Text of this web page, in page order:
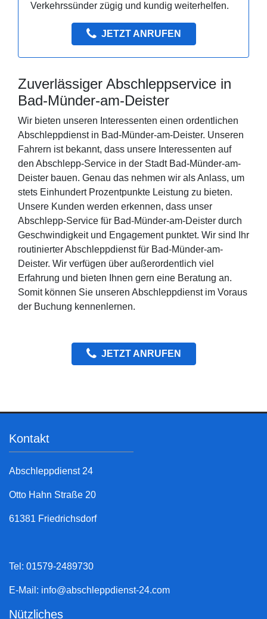
Verkehrssünder zügig und kundig weiterhelfen.
JETZT ANRUFEN
Zuverlässiger Abschleppservice in
Bad-Münder-am-Deister
Wir bieten unseren Interessenten einen ordentlichen
Abschleppdienst in Bad-Münder-am-Deister. Unseren
Fahrern ist bekannt, dass unsere Interessenten auf
den Abschlepp-Service in der Stadt Bad-Münder-am-
Deister bauen. Genau das nehmen wir als Anlass, um
stets Einhundert Prozentpunkte Leistung zu bieten.
Unsere Kunden werden erkennen, dass unser
Abschlepp-Service für Bad-Münder-am-Deister durch
Geschwindigkeit und Engagement punktet. Wir sind Ihr
routinierter Abschleppdienst für Bad-Münder-am-
Deister. Wir verfügen über außerordentlich viel
Erfahrung und bieten Ihnen gern eine Beratung an.
Somit können Sie unseren Abschleppdienst im Voraus
der Buchung kennenlernen.
JETZT ANRUFEN
Kontakt
Abschleppdienst 24
Otto Hahn Straße 20
61381 Friedrichsdorf
Tel: 01579-2489730
E-Mail: info@abschleppdienst-24.com
Nützliches